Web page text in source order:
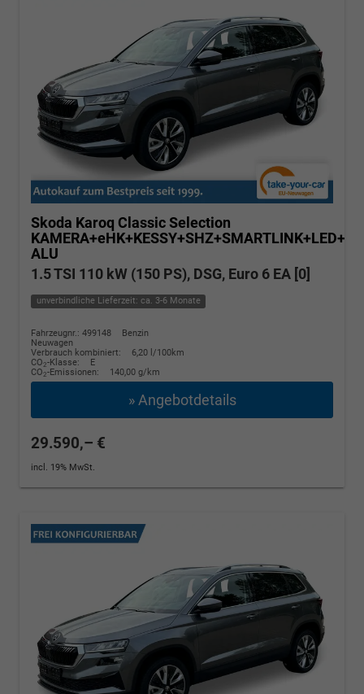
Skoda Karoq Classic Selection
ALU
1.5 TSI 110 kW (150 PS), DSG, Euro 6 EA [0]
unverbindliche Lieferzeit: ca. 3-6 Monate
Fahrzeugnr.: 499148
Benzin
Neuwagen
Verbrauch kombiniert:
6,20 l/100km
CO2-Klasse:
E
CO2-Emissionen: 140,00 g/km
» Angebotdetails
29.590,– €
incl. 19% MwSt.